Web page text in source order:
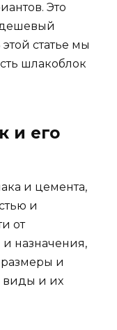
Это
статье мы
шлакоблок
и его
и цемента,
и
от
и назначения,
и
виды и их